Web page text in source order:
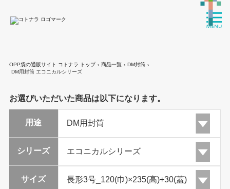
OPP袋の通販サイト コトナラ トップ › 商品一覧 › DM封筒 ›
DM用封筒 エコニカルシリーズ
お選びいただいた商品は以下になります。
用途
シリーズ
サイズ